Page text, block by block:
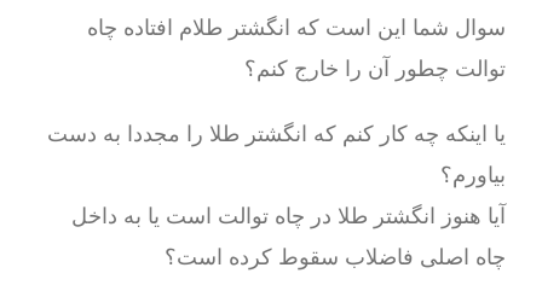
سوال شما این است که انگشتر طلام افتاده چاه
توالت چطور آن را خارج کنم؟
یا اینکه چه کار کنم که انگشتر طلا را مجددا به دست
بیاورم؟
آیا هنوز انگشتر طلا در چاه توالت است یا به داخل
چاه اصلی فاضلاب سقوط کرده است؟